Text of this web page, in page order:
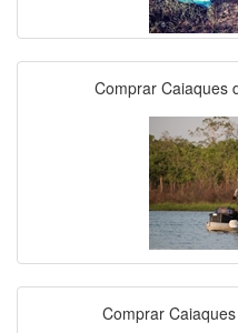
Comprar Caiaques
Comprar